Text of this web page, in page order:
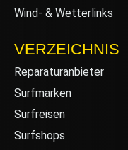
Wind- & Wetterlinks
VERZEICHNIS
Reparaturanbieter
Surfmarken
Surfreisen
Surfshops